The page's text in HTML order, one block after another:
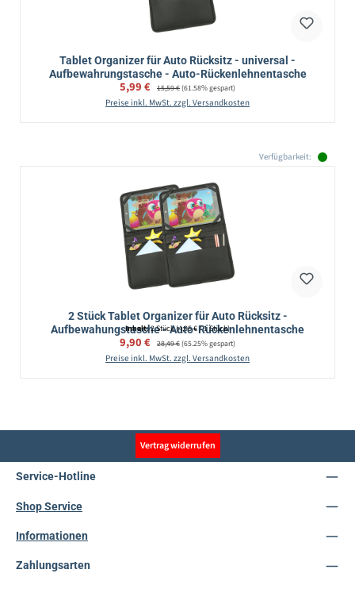
Tablet Organizer für Auto Rücksitz - universal -
Aufbewahrungstasche - Auto-Rückenlehnentasche
Verkaufspreis:
5,99 € Regulärer Preis:
15,59 €(61.58% gespart)
Preise inkl. MwSt. zzgl. Versandkosten
Verfügbarkeit:
2 Stück Tablet Organizer für Auto Rücksitz -
Aufbewahungstasche - Auto-Rückenlehnentasche
Inhalt:2 Stück(4,95 € / 1 Stück)
Verkaufspreis:
9,90 € Regulärer Preis:
28,49 €(65.25% gespart)
Preise inkl. MwSt. zzgl. Versandkosten
Vertrag widerrufen
Service-Hotline
Shop Service
Informationen
Zahlungsarten